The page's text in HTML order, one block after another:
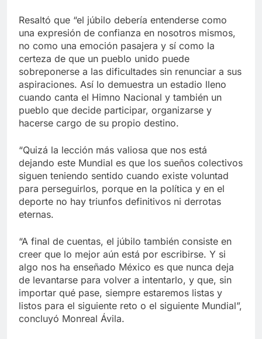
Resaltó que “el júbilo debería entenderse como
una expresión de confianza en nosotros mismos,
no como una emoción pasajera y sí como la
certeza de que un pueblo unido puede
sobreponerse a las dificultades sin renunciar a sus
aspiraciones. Así lo demuestra un estadio lleno
cuando canta el Himno Nacional y también un
pueblo que decide participar, organizarse y
hacerse cargo de su propio destino.
“Quizá la lección más valiosa que nos está
dejando este Mundial es que los sueños colectivos
siguen teniendo sentido cuando existe voluntad
para perseguirlos, porque en la política y en el
deporte no hay triunfos definitivos ni derrotas
eternas.
“A final de cuentas, el júbilo también consiste en
creer que lo mejor aún está por escribirse. Y si
algo nos ha enseñado México es que nunca deja
de levantarse para volver a intentarlo, y que, sin
importar qué pase, siempre estaremos listas y
listos para el siguiente reto o el siguiente Mundial”,
concluyó Monreal Ávila.